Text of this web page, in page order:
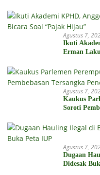
Agustus 7,
Ikuti
Erman
Agustus 7,
Kaukus
Soroti
Agustus 7,
Dugaan
Didesak